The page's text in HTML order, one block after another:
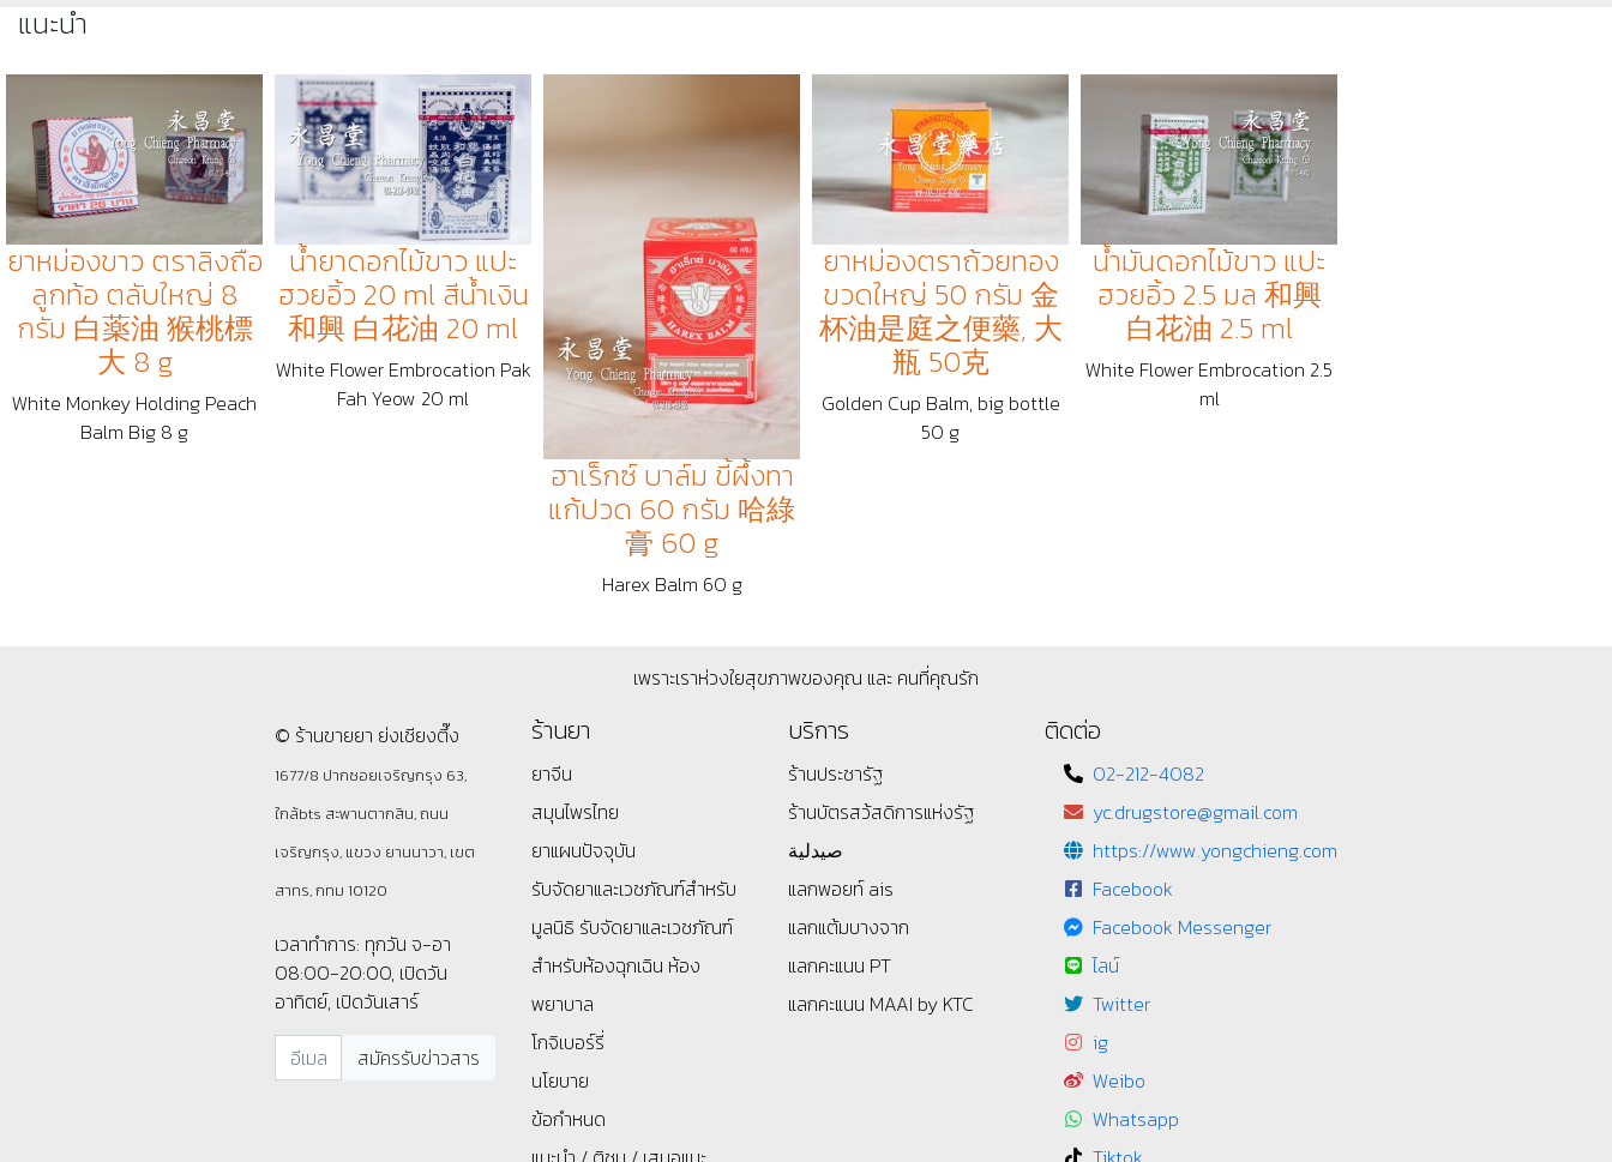
แนะนำ
ยาหม่องขาว ตราลิงถือ
ลูกท้อ ตลับใหญ่ 8
กรัม 白薬油 猴桃標
大 8 g
White Monkey Holding Peach
Balm Big 8 g
น้ำยาดอกไม้ขาว แปะ
ฮวยอิ้ว 20 ml สีน้ำเงิน
和興 白花油 20 ml
White Flower Embrocation Pak
Fah Yeow 20 ml
ฮาเร็กซ์ บาล์ม ขี้ผึ้งทา
แก้ปวด 60 กรัม 哈綠
膏 60 g
Harex Balm 60 g
ยาหม่องตราถ้วยทอง
ขวดใหญ่ 50 กรัม 金
杯油是庭之便藥, 大
瓶 50克
Golden Cup Balm, big bottle
50 g
น้ำมันดอกไม้ขาว แปะ
ฮวยอิ้ว 2.5 มล 和興
白花油 2.5 ml
White Flower Embrocation 2.5
ml
เพราะเราห่วงใยสุขภาพของคุณ และ คนที่คุณรัก
© ร้านขายยา ย่งเชียงตึ๊ง
1677/8 ปากซอยเจริญกรุง 63,
ใกล้bts สะพานตากสิน, ถนน
เจริญกรุง, แขวง ยานนาวา, เขต
สาทร, กทม 10120
เวลาทำการ: ทุกวัน จ-อา
08:00-20:00, เปิดวัน
อาทิตย์, เปิดวันเสาร์
ร้านยา
ยาจีน
สมุนไพรไทย
ยาแผนปัจจุบัน
รับจัดยาและเวชภัณฑ์สำหรับ
มูลนิธิ รับจัดยาและเวชภัณฑ์
สำหรับห้องฉุกเฉิน ห้อง
พยาบาล
โกจิเบอร์รี่
นโยบาย
ข้อกำหนด
บริการ
ร้านประชารัฐ
ร้านบัตรสว้สดิการแห่งรัฐ
صيدلية
แลกพอยท์ ais
แลกแต้มบางจาก
แลกคะแนน PT
แลกคะแนน MAAI by KTC
ติดต่อ
02-212-4082
yc.drugstore@gmail.com
https://www.yongchieng.com
Facebook
Facebook Messenger
ไลน์
Twitter
ig
Weibo
Whatsapp